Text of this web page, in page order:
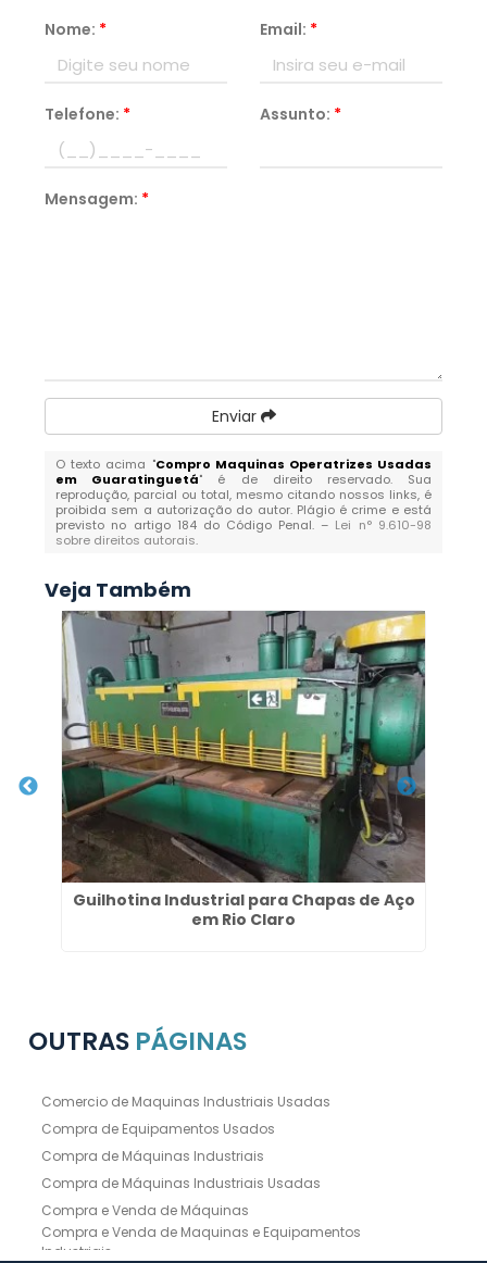
Nome: * Email: *
Telefone: * Assunto: *
Mensagem: *
Enviar
O texto acima "Compro Maquinas Operatrizes Usadas
em Guaratinguetá" é de direito reservado. Sua
reprodução, parcial ou total, mesmo citando nossos links, é
proibida sem a autorização do autor. Plágio é crime e está
previsto no artigo 184 do Código Penal. – Lei n° 9.610-98
sobre direitos autorais.
Veja Também
Guilhotina Industrial para Chapas de Aço
em Rio Claro
OUTRAS PÁGINAS
Comercio de Maquinas Industriais Usadas
Compra de Equipamentos Usados
Compra de Máquinas Industriais
Compra de Máquinas Industriais Usadas
Compra e Venda de Máquinas
Compra e Venda de Maquinas e Equipamentos
Industriais